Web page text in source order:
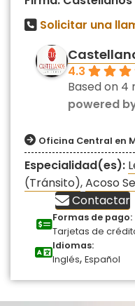
Solicitar una
4.3
Based on 4
powered
Oficina Central en
Especialidad(es):
(Tránsito),Acoso
Contactar
Formas de pago:
Tarjetas de
Idiomas:
Inglés, Español